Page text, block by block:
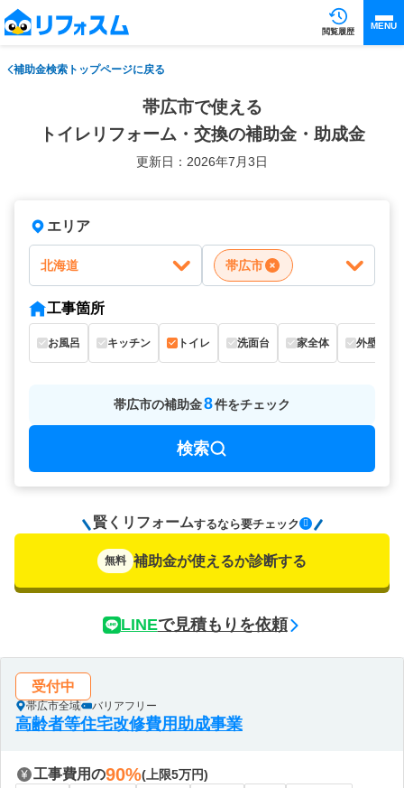
閲覧履歴
MENU
補助金検索トップページに戻る
帯広市で使える
トイレリフォーム・交換の補助金・助成金
更新日：2026年7月3日
エリア
北海道 帯広市
工事箇所
お風呂 キッチン トイレ 洗面台 家全体 外壁
帯広市の補助金8件をチェック
検索
賢くリフォームするなら要チェック
無料 補助金が使えるか診断する
LINEで見積もりを依頼
受付中
帯広市全域 バリアフリー
高齢者等住宅改修費用助成事業
工事費用の90%(上限5万円)